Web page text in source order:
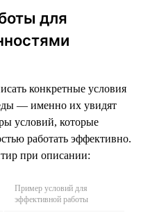
для
конкретные условия
— именно их увидят
условий, которые
работать эффективно.
при описании:
Пример условий для
эффективной работы